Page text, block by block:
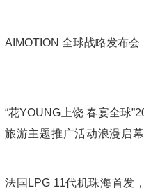
AIMOTION 全球战略发布会
“花YOUNG上饶 春宴全球
旅游主题推广活动浪漫启
法国LPG 11代机珠海首发